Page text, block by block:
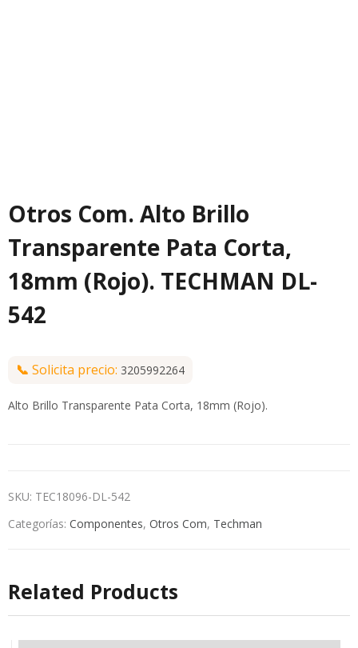
Otros Com. Alto Brillo
Transparente Pata Corta,
18mm (Rojo). TECHMAN DL-
542
📞 Solicita precio: 3205992264
Alto Brillo Transparente Pata Corta, 18mm (Rojo).
SKU: TEC18096-DL-542
Categorías: Componentes, Otros Com, Techman
Related Products